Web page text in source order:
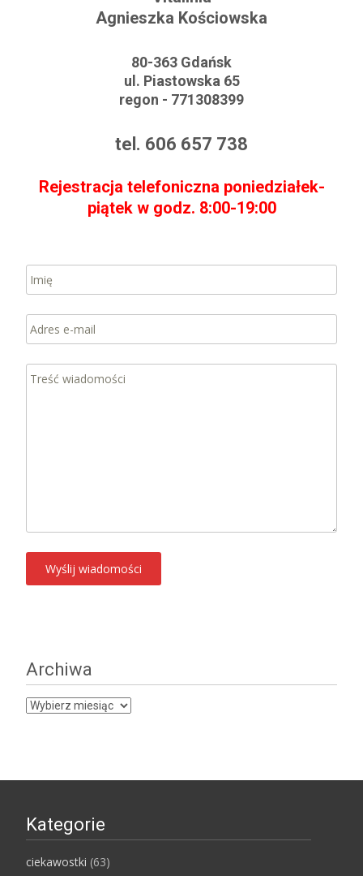
Agnieszka Kościowska
80-363 Gdańsk
ul. Piastowska 65
regon - 771308399
tel. 606 657 738
Rejestracja telefoniczna poniedziałek-
piątek w godz. 8:00-19:00
Archiwa
Archiwa
Kategorie
ciekawostki (63)